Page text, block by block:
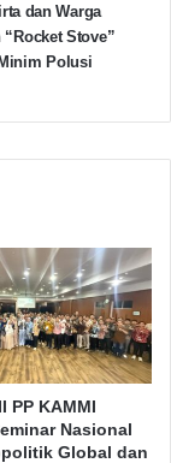
dan Warga
Stove”
Polusi
PP KAMMI
Nasional
Global dan